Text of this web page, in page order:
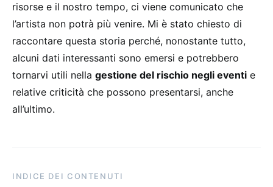
risorse e il nostro tempo, ci viene comunicato che
l’artista non potrà più venire. Mi è stato chiesto di
raccontare questa storia perché, nonostante tutto,
alcuni dati interessanti sono emersi e potrebbero
tornarvi utili nella gestione del rischio negli eventi e
relative criticità che possono presentarsi, anche
all’ultimo.
INDICE DEI CONTENUTI